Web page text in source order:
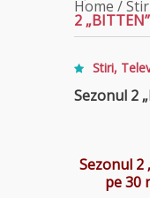
Home /
2
Stiri,
Sezonul 2
Sezonul 2
pe 30